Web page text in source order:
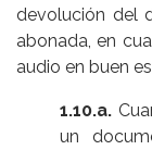
devolución del
abonada, en
audio en buen
1.10.a.
un